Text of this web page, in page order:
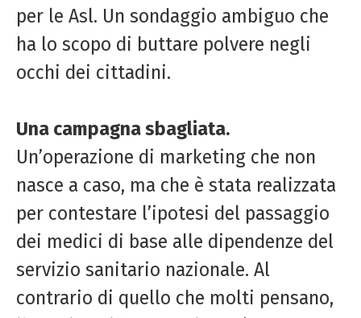
per le Asl. Un sondaggio ambiguo che
ha lo scopo di buttare polvere negli
occhi dei cittadini.
Una campagna sbagliata.
Un’operazione di marketing che non
nasce a caso, ma che è stata realizzata
per contestare l’ipotesi del passaggio
dei medici di base alle dipendenze del
servizio sanitario nazionale. Al
contrario di quello che molti pensano,